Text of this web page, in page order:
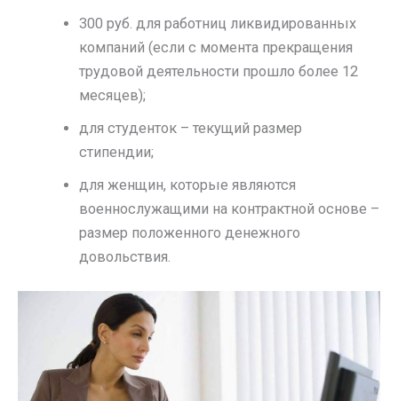
300 руб. для работниц ликвидированных
компаний (если с момента прекращения
трудовой деятельности прошло более 12
месяцев);
для студенток – текущий размер
стипендии;
для женщин, которые являются
военнослужащими на контрактной основе –
размер положенного денежного
довольствия.